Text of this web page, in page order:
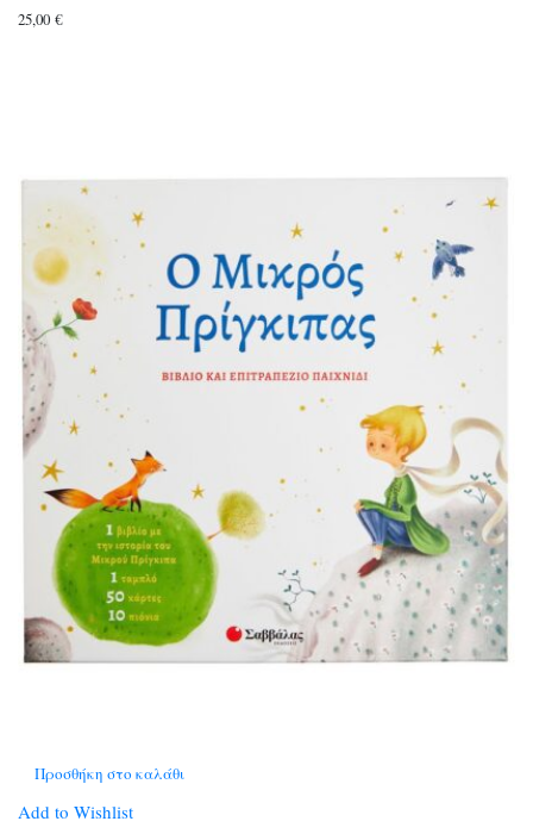
25,00 €
Προσθήκη στο καλάθι
Add to Wishlist